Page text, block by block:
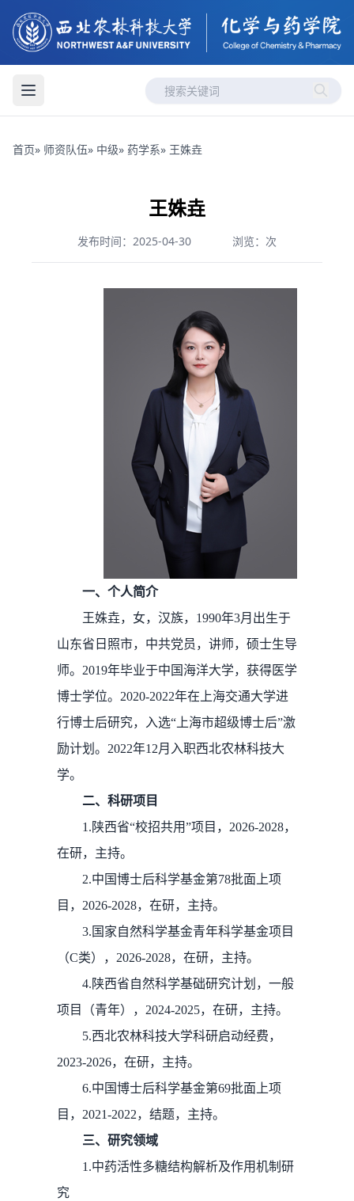
首页» 师资队伍» 中级» 药学系» 王姝垚
王姝垚
发布时间：2025-04-30 浏览： 次
一、个人简介
王姝垚，女，汉族，1990年3月出生于
山东省日照市，中共党员，讲师，硕士生导
师。2019年毕业于中国海洋大学，获得医学
博士学位。2020-2022年在上海交通大学进
行博士后研究，入选“上海市超级博士后”激
励计划。2022年12月入职西北农林科技大
学。
二、科研项目
1.陕西省“校招共用”项目，2026-2028，
在研，主持。
2.中国博士后科学基金第78批面上项
目，2026-2028，在研，主持。
3.国家自然科学基金青年科学基金项目
（C类），2026-2028，在研，主持。
4.陕西省自然科学基础研究计划，一般
项目（青年），2024-2025，在研，主持。
5.西北农林科技大学科研启动经费，
2023-2026，在研，主持。
6.中国博士后科学基金第69批面上项
目，2021-2022，结题，主持。
三、研究领域
1.中药活性多糖结构解析及作用机制研
究